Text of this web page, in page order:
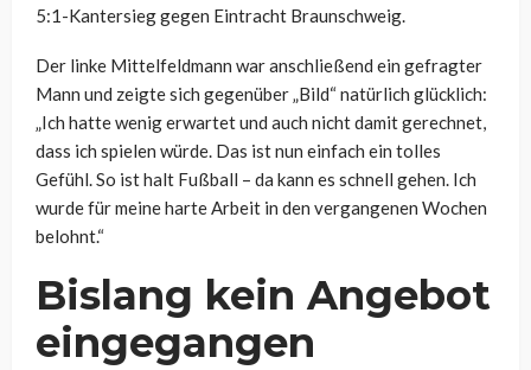
5:1-Kantersieg gegen Eintracht Braunschweig.
Der linke Mittelfeldmann war anschließend ein gefragter
Mann und zeigte sich gegenüber „Bild“ natürlich glücklich:
„Ich hatte wenig erwartet und auch nicht damit gerechnet,
dass ich spielen würde. Das ist nun einfach ein tolles
Gefühl. So ist halt Fußball – da kann es schnell gehen. Ich
wurde für meine harte Arbeit in den vergangenen Wochen
belohnt.“
Bislang kein Angebot
eingegangen